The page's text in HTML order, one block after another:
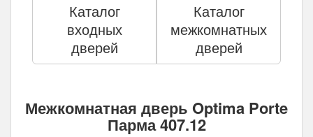
Каталог
входных
дверей
Каталог
межкомнатных
дверей
Межкомнатная дверь Optima Porte
Парма 407.12